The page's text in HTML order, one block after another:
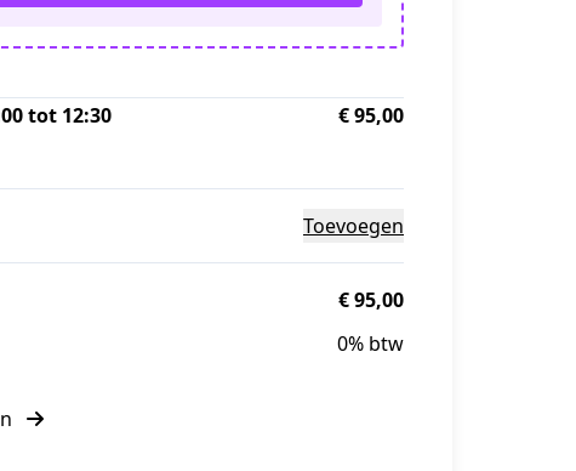
tot 12:30
€ 95,00
Toevoegen
€ 95,00
0% btw